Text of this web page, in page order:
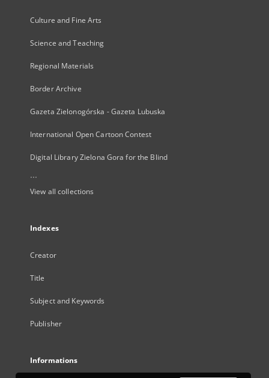
Culture and Fine Arts
Science and Teaching
Regional Materials
Border Archive
Gazeta Zielonogórska - Gazeta Lubuska
International Open Cartoon Contest
Digital Library Zielona Gora for the Blind
...
View all collections
Indexes
Creator
Title
Subject and Keywords
Publisher
Informations